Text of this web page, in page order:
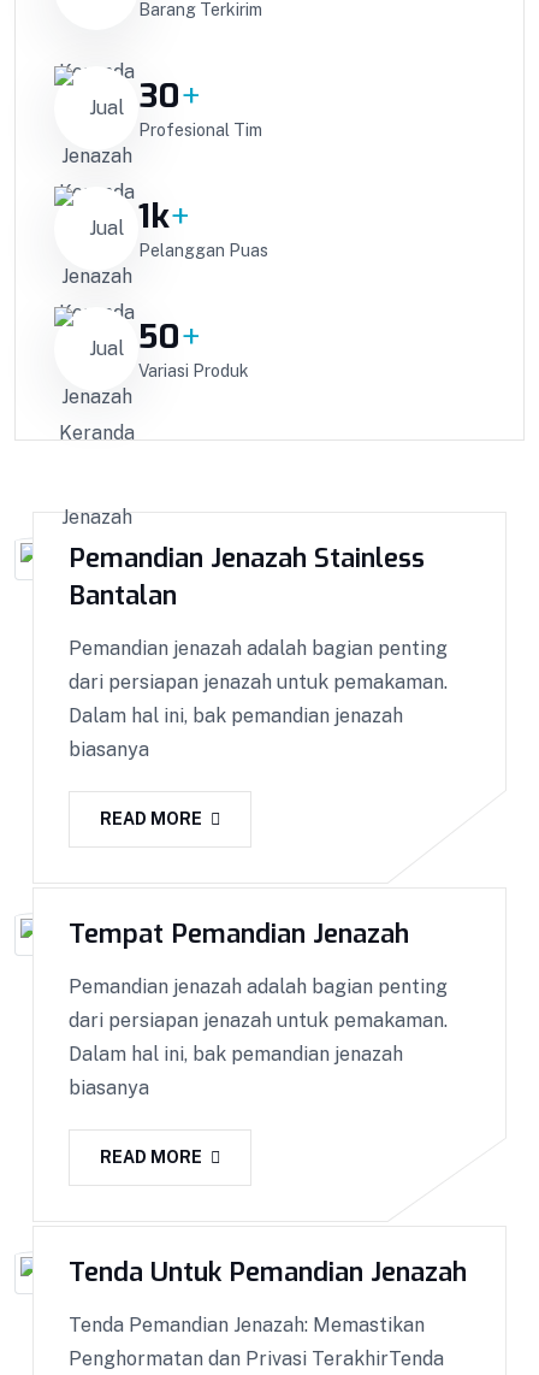
Barang Terkirim
30+
Profesional Tim
1k+
Pelanggan Puas
50+
Variasi Produk
Pemandian Jenazah Stainless
Bantalan
Pemandian jenazah adalah bagian penting
dari persiapan jenazah untuk pemakaman.
Dalam hal ini, bak pemandian jenazah
biasanya
READ MORE
Tempat Pemandian Jenazah
Pemandian jenazah adalah bagian penting
dari persiapan jenazah untuk pemakaman.
Dalam hal ini, bak pemandian jenazah
biasanya
READ MORE
Tenda Untuk Pemandian Jenazah
Tenda Pemandian Jenazah: Memastikan
Penghormatan dan Privasi TerakhirTenda